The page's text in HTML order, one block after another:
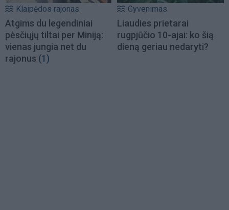
Klaipėdos rajonas
Atgims du legendiniai
pėsčiųjų tiltai per Miniją:
vienas jungia net du
rajonus (1)
Gyvenimas
Liaudies prietarai
rugpjūčio 10-ajai: ko šią
dieną geriau nedaryti?